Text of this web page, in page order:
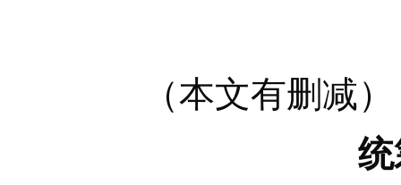
（本文有删减）
统